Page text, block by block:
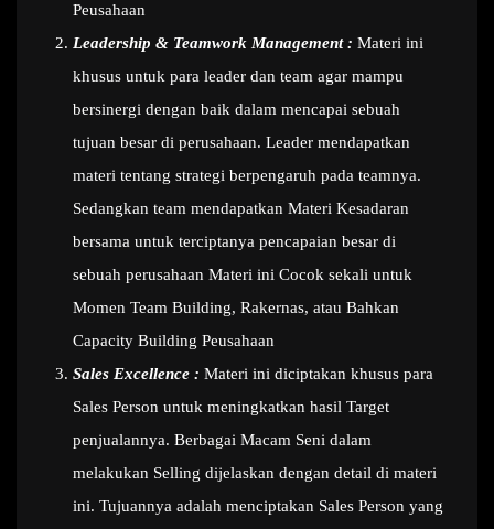
Peusahaan
Leadership & Teamwork Management : Materi ini
khusus untuk para leader dan team agar mampu
bersinergi dengan baik dalam mencapai sebuah
tujuan besar di perusahaan. Leader mendapatkan
materi tentang strategi berpengaruh pada teamnya.
Sedangkan team mendapatkan Materi Kesadaran
bersama untuk terciptanya pencapaian besar di
sebuah perusahaan Materi ini Cocok sekali untuk
Momen Team Building, Rakernas, atau Bahkan
Capacity Building Peusahaan
Sales Excellence : Materi ini diciptakan khusus para
Sales Person untuk meningkatkan hasil Target
penjualannya. Berbagai Macam Seni dalam
melakukan Selling dijelaskan dengan detail di materi
ini. Tujuannya adalah menciptakan Sales Person yang